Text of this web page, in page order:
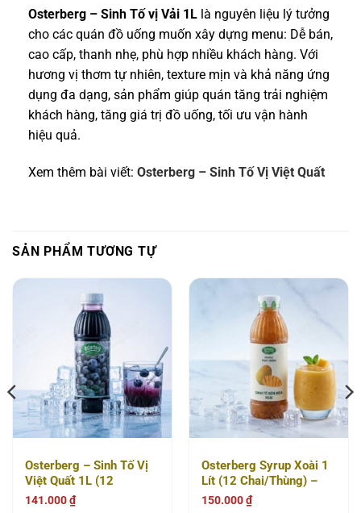
Osterberg – Sinh Tố vị Vải 1L là nguyên liệu lý tưởng
cho các quán đồ uống muốn xây dựng menu: Dễ bán,
cao cấp, thanh nhẹ, phù hợp nhiều khách hàng. Với
hương vị thơm tự nhiên, texture mịn và khả năng ứng
dụng đa dạng, sản phẩm giúp quán tăng trải nghiệm
khách hàng, tăng giá trị đồ uống, tối ưu vận hành
hiệu quả.
Xem thêm bài viết: Osterberg – Sinh Tố Vị Việt Quất
SẢN PHẨM TƯƠNG TỰ
Osterberg – Sinh Tố Vị
Việt Quất 1L (12
Chai/Thùng)
141.000₫
Osterberg Syrup Xoài 1
Lít (12 Chai/Thùng) –
Sinh Tố Bốn Mùa
150.000₫